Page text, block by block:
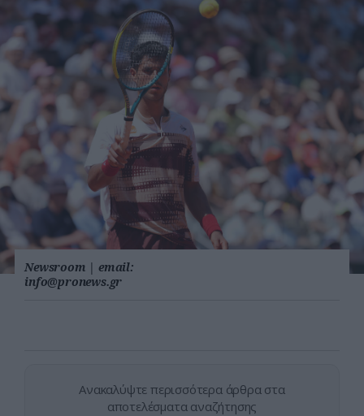
Newsroom | email:
info@pronews.gr
Ανακαλύψτε περισσότερα άρθρα στα
αποτελέσματα αναζήτησης